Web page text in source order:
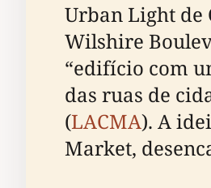
Urban Light de
Wilshire
“edifício com
das ruas de
(LACMA). A
Market,